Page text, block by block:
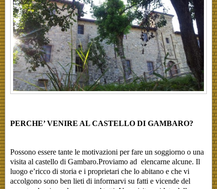
PERCHE’ VENIRE AL CASTELLO DI GAMBARO?
Possono essere tante le motivazioni per fare un soggiorno o una
visita al castello di Gambaro.Proviamo ad elencarne alcune. Il
luogo e’ricco di storia e i proprietari che lo abitano e che vi
accolgono sono ben lieti di informarvi su fatti e vicende del